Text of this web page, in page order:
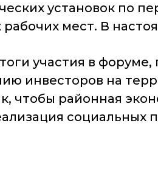
установок по
рабочих мест. В
участия в форуме,
инвесторов на
чтобы районная